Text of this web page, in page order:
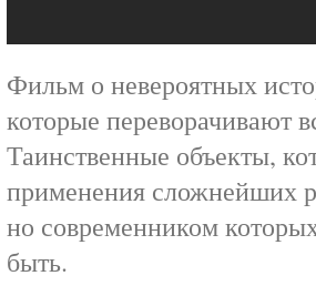
Фильм о невероятных
которые переворачивают
Таинственные объекты,
применения сложнейших
но современником
быть.